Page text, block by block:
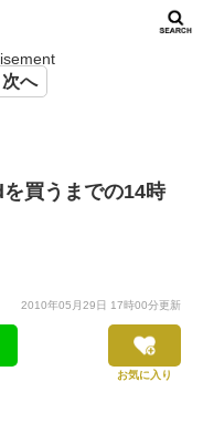
次へ
買うまでの14時
2010年05月29日 17時00分更新
お気に入り